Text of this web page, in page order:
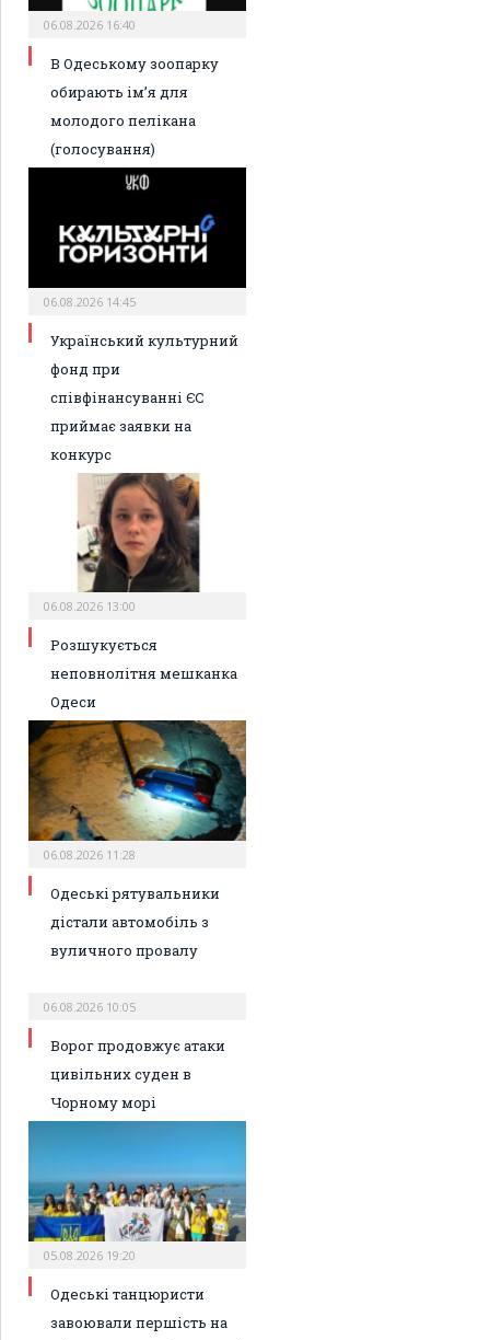
06.08.2026 16:40
В Одеському зоопарку
обирають ім’я для
молодого пелікана
(голосування)
06.08.2026 14:45
Український культурний
фонд при
співфінансуванні ЄС
приймає заявки на
конкурс
06.08.2026 13:00
Розшукується
неповнолітня мешканка
Одеси
06.08.2026 11:28
Одеські рятувальники
дістали автомобіль з
вуличного провалу
06.08.2026 10:05
Ворог продовжує атаки
цивільних суден в
Чорному морі
05.08.2026 19:20
Одеські танцюристи
завоювали першість на